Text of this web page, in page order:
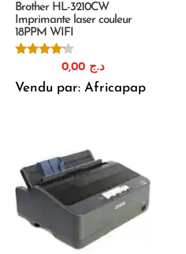
Brother HL-3210CW
Imprimante laser couleur
18PPM WIFI
sur 5
د.ج 0,00
Vendu par: Africapap